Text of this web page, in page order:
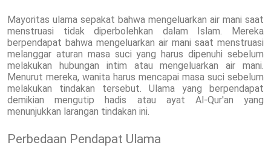
Mayoritas ulama sepakat bahwa mengeluarkan air mani saat
menstruasi tidak diperbolehkan dalam Islam. Mereka
berpendapat bahwa mengeluarkan air mani saat menstruasi
melanggar aturan masa suci yang harus dipenuhi sebelum
melakukan hubungan intim atau mengeluarkan air mani.
Menurut mereka, wanita harus mencapai masa suci sebelum
melakukan tindakan tersebut. Ulama yang berpendapat
demikian mengutip hadis atau ayat Al-Qur'an yang
menunjukkan larangan tindakan ini.
Perbedaan Pendapat Ulama